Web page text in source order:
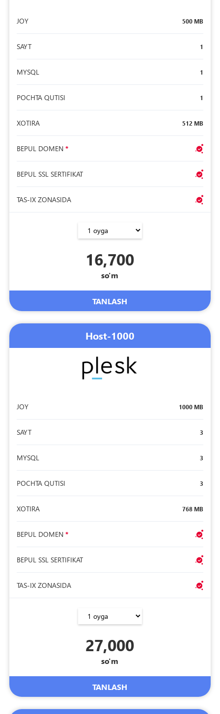
JOY 500 MB
SAYT 1
MYSQL 1
POCHTA QUTISI 1
XOTIRA 512 MB
BEPUL DOMEN*
BEPUL SSL SERTIFIKAT
TAS-IX ZONASIDA
16,700
so'm
TANLASH
Host-1000
JOY 1000 MB
SAYT 3
MYSQL 3
POCHTA QUTISI 3
XOTIRA 768 MB
BEPUL DOMEN*
BEPUL SSL SERTIFIKAT
TAS-IX ZONASIDA
27,000
so'm
TANLASH